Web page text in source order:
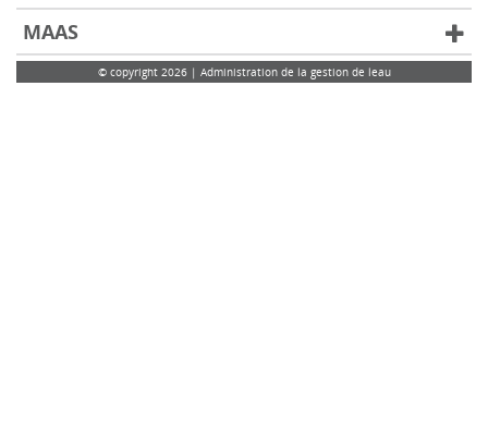
MAAS
© copyright 2026 | Administration de la gestion de leau